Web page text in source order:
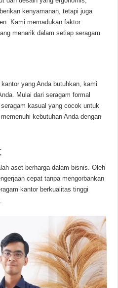
kenyamanan, tetapi juga
Kami memadukan faktor
menarik dalam setiap seragam
yang Anda butuhkan, kami
Mulai dari seragam formal
kasual yang cocok untuk
kebutuhan Anda dengan
aset berharga dalam bisnis. Oleh
cepat tanpa mengorbankan
kantor berkualitas tinggi